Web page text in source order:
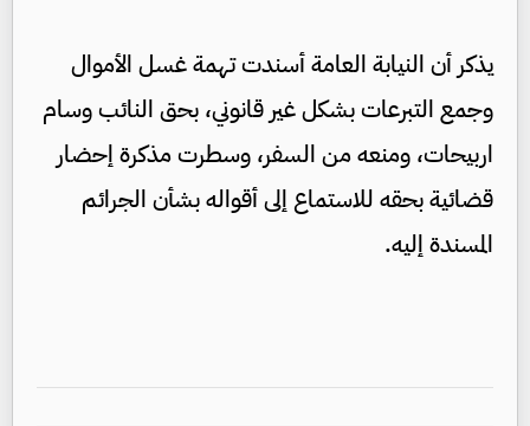
يذكر أن النيابة العامة أسندت تهمة غسل الأموال
وجمع التبرعات بشكل غير قانوني، بحق النائب وسام
اربيحات، ومنعه من السفر، وسطرت مذكرة إحضار
قضائية بحقه للاستماع إلى أقواله بشأن الجرائم
المسندة إليه.